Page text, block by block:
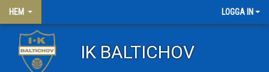
HEM LOGGA IN
IK BALTICHOV